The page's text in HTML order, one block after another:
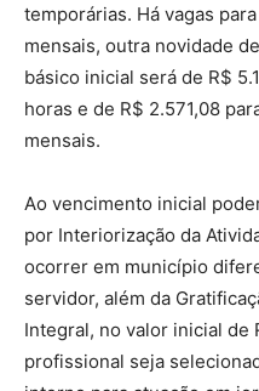
temporárias. Há vagas
mensais, outra novidade
básico inicial será de R$
horas e de R$ 2.571,08
mensais.
Ao vencimento inicial
por Interiorização da
ocorrer em município
servidor, além da
Integral, no valor inicial de
profissional seja